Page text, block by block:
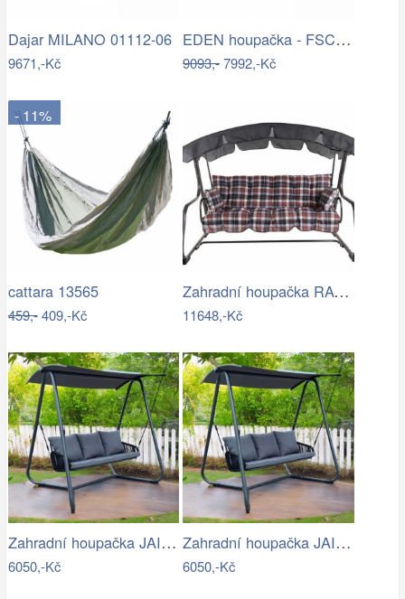
Dajar MILANO 01112-06
9671,-Kč
EDEN houpačka - FSC ROJAPLAST
9093,-7992,-Kč
- 11%
cattara 13565
459,-409,-Kč
Zahradní houpačka RAVENNA
11648,-Kč
Zahradní houpačka JAIRA Tempo Kondela
6050,-Kč
Zahradní houpačka JAIRA Tempo Kondela
6050,-Kč